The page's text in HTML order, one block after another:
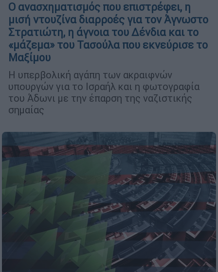
Ο ανασχηματισμός που επιστρέφει, η
μισή ντουζίνα διαρροές για τον Άγνωστο
Στρατιώτη, η άγνοια του Δένδια και το
«μάζεμα» του Τασούλα που εκνεύρισε το
Μαξίμου
Η υπερβολική αγάπη των ακραιφνών
υπουργών για το Ισραήλ και η φωτογραφία
του Άδωνι με την έπαρση της ναζιστικής
σημαίας